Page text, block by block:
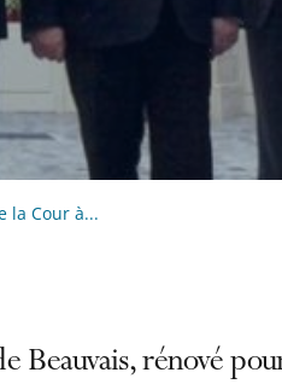
la Cour à...
Beauvais, rénové